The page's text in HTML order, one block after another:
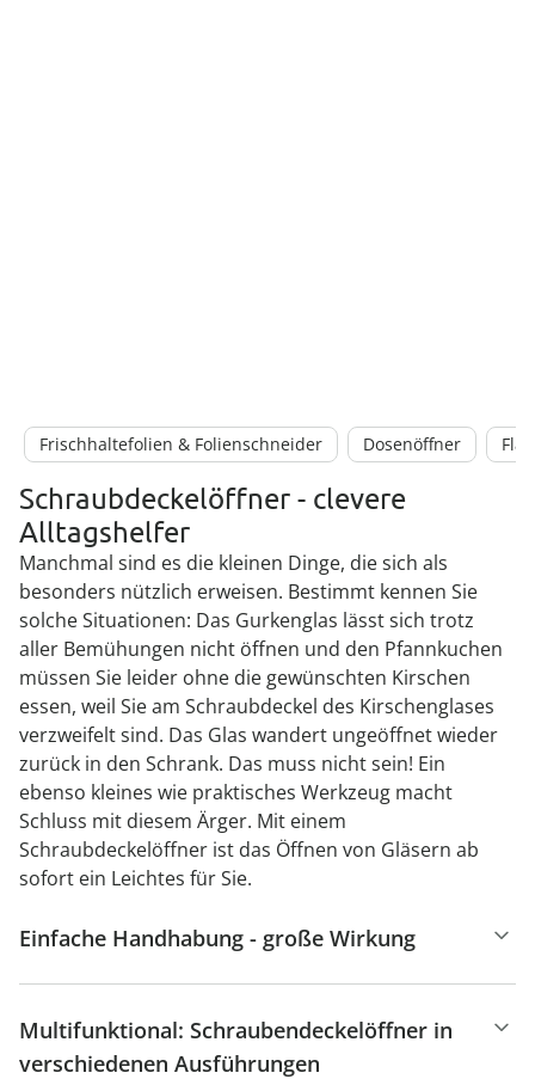
Frischhaltefolien & Folienschneider Dosenöffner
Schraubdeckelöffner - clevere
Alltagshelfer
Manchmal sind es die kleinen Dinge, die sich als
besonders nützlich erweisen. Bestimmt kennen Sie
solche Situationen: Das Gurkenglas lässt sich trotz
aller Bemühungen nicht öffnen und den Pfannkuchen
müssen Sie leider ohne die gewünschten Kirschen
essen, weil Sie am Schraubdeckel des Kirschenglases
verzweifelt sind. Das Glas wandert ungeöffnet wieder
zurück in den Schrank. Das muss nicht sein! Ein
ebenso kleines wie praktisches Werkzeug macht
Schluss mit diesem Ärger. Mit einem
Schraubdeckelöffner ist das Öffnen von Gläsern ab
sofort ein Leichtes für Sie.
Einfache Handhabung - große Wirkung
Multifunktional: Schraubendeckelöffner in
verschiedenen Ausführungen